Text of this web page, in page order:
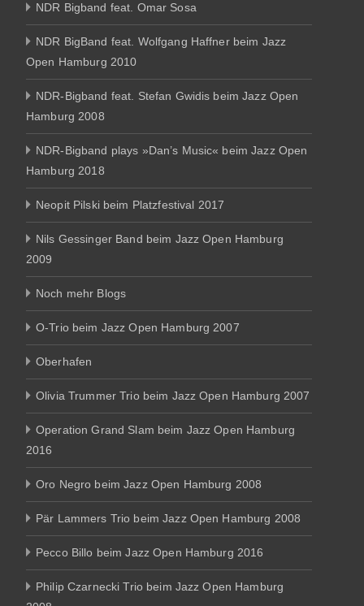
NDR Bigband feat. Omar Sosa
NDR BigBand feat. Wolfgang Haffner beim Jazz
Open Hamburg 2010
NDR-Bigband feat. Stefan Gwidis beim Jazz Open
Hamburg 2008
NDR-Bigband plays »Dan’s Music« beim Jazz Open
Hamburg 2018
Neopit Pilski beim Platzfestival 2017
Nils Gessinger Band beim Jazz Open Hamburg
2009
Noch mehr Blogs
O-Trio beim Jazz Open Hamburg 2007
Oberhafen
Olivia Trummer Trio beim Jazz Open Hamburg 2007
Operation Grand Slam beim Jazz Open Hamburg
2016
Oro Negro beim Jazz Open Hamburg 2008
Pär Lammers Trio beim Jazz Open Hamburg 2008
Pecco Billo beim Jazz Open Hamburg 2016
Philip Czarnecki Trio beim Jazz Open Hamburg